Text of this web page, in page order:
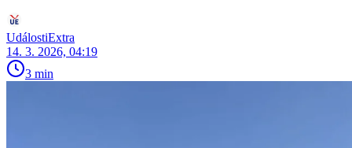
UdálostiExtra
14. 3. 2026, 04:19
3 min